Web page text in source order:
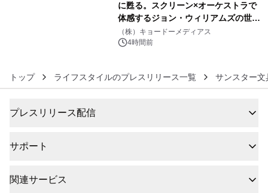
に甦る。スクリーン×オーケストラで
体感するジョン・ウィリアムズの世
界。ジョン・ウィリアムズ：シネマ・
スペクタキュラー・コンサート 開催決
（株）キョードーメディアス
4時間前
トップ ライフスタイルのプレスリリース一覧 サンスター文
プレスリリース配信
サポート
関連サービス